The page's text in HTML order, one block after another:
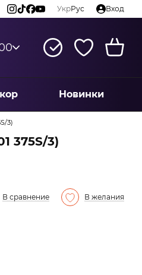
УкрРус Вход
Новинки
3)
375S/3)
В сравнение В желания